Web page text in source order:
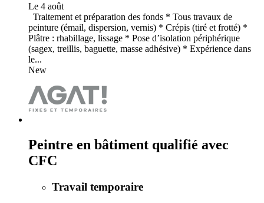
Le 4 août
Traitement et préparation des fonds * Tous travaux de
peinture (émail, dispersion, vernis) * Crépis (tiré et frotté) *
Plâtre : rhabillage, lissage * Pose d’isolation périphérique
(sagex, treillis, baguette, masse adhésive) * Expérience dans
le...
New
Peintre en bâtiment qualifié avec
CFC
Travail temporaire